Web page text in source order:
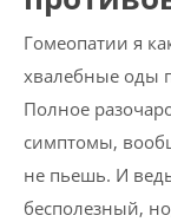
Гомеопатии я
хвалебные оды
Полное
симптомы,
не пьешь. И
бесполезный,